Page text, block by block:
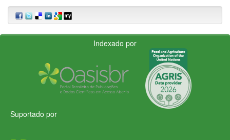
Indexado por
Suportado por